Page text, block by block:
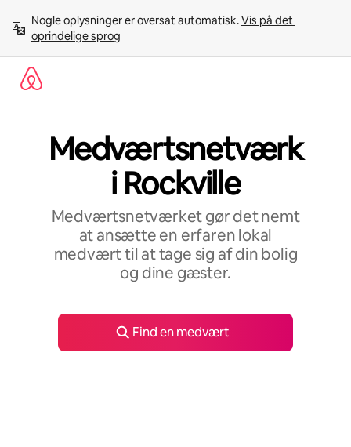
videre
indhold
Nogle oplysninger er oversat automatisk. Vis på det
oprindelige sprog
Medværtsnetværk
i Rockville
Medværtsnetværket gør det nemt
at ansætte en erfaren lokal
medvært til at tage sig af din bolig
og dine gæster.
Find en medvært